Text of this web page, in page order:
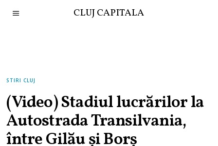
CLUJ CAPITALA
STIRI CLUJ
(Video) Stadiul lucrărilor la
Autostrada Transilvania,
între Gilău și Borș